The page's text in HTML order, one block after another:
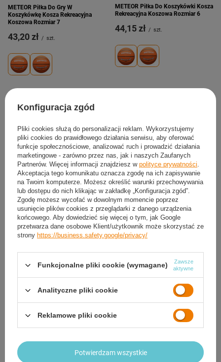
METEOR Piłka Do Gry W
Koszykówkę Kosza Rekreacyjna
Koszowa Rozmiar 7
43,20 zł / szt.
METEOR Piłka Do Koszykówki Kosza
Rekreacyjna Koszowa Rozmiar 6
44,15 zł / szt.
METEOR Piłka Do Koszykówki Kosza
Rekreacyjna Koszowa Rozmiar 7
20,15 zł / szt.
METEOR Piłka Do Koszykówki Kosza
Rekreacyjna Koszowa Rozmiar 7
47,90 zł / szt.
NILS Piłka Do Koszykówki Kosza
Rekreacyjna Koszowa Rozmiar 7
Rekreacyjna Treningowa Dla Dzieci
Konfiguracja zgód
Pliki cookies służą do personalizacji reklam. Wykorzystujemy
pliki cookies do prawidłowego działania serwisu, aby oferować
funkcje społecznościowe, analizować ruch i prowadzić działania
marketingowe - zarówno przez nas, jak i naszych Zaufanych
Partnerów. Więcej informacji znajdziesz w polityce prywatności
Akceptacja tego komunikatu oznacza zgodę na ich zapisywanie
na Twoim komputerze. Możesz określić warunki przechowywania
lub dostępu do nich klikając w zakładkę „Konfiguracja zgód”.
Zgodę możesz wycofać w dowolnym momencie poprzez
usunięcie plików cookies z przeglądarki z danego urządzenia
końcowego. Aby dowiedzieć się więcej o tym, jak Google
przetwarza dane osobowe Klient/użytkownik może skorzystać ze
strony https://business.safety.google/privacy/
Funkcjonalne pliki cookie (wymagane)
Zawsze
aktywne
Analityczne pliki cookie
Reklamowe pliki cookie
Potwierdzam wszystkie